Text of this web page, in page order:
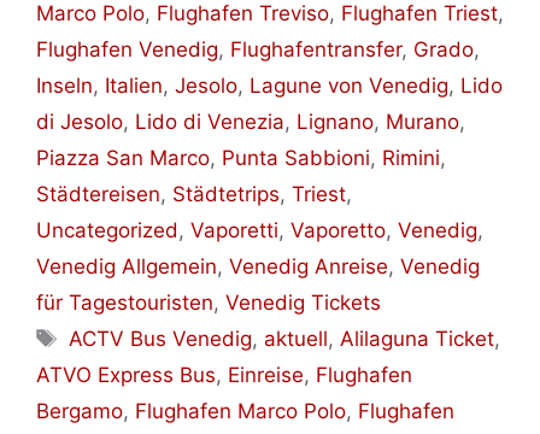
Marco Polo, Flughafen Treviso, Flughafen Triest,
Flughafen Venedig, Flughafentransfer, Grado,
Inseln, Italien, Jesolo, Lagune von Venedig, Lido
di Jesolo, Lido di Venezia, Lignano, Murano,
Piazza San Marco, Punta Sabbioni, Rimini,
Städtereisen, Städtetrips, Triest,
Uncategorized, Vaporetti, Vaporetto, Venedig,
Venedig Allgemein, Venedig Anreise, Venedig
für Tagestouristen, Venedig Tickets
Schlagwörter
ACTV Bus Venedig, aktuell,Alilaguna Ticket,
ATVO Express Bus, Einreise, Flughafen
Bergamo, Flughafen Marco Polo, Flughafen